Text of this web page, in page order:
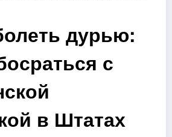
дурью:
с
в Штатах